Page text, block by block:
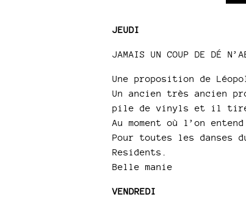
JEUDI
JAMAIS UN COUP DE DÉ
Une proposition de
Un ancien très ancien
pile de vinyls et il tire
Au moment où l’on
Pour toutes les
Residents.
Belle manie
VENDREDI